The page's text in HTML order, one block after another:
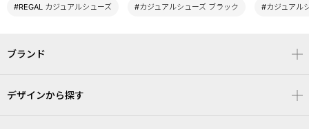
#REGAL カジュアルシューズ #カジュアルシューズ ブラック #カジュアル
ブランド
デザインから探す